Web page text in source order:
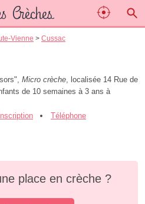
Vienne > Cussac
Micro crèche, localisée 14 Rue de
de 10 semaines à 3 ans à
Inscription Téléphone
place en crèche ?